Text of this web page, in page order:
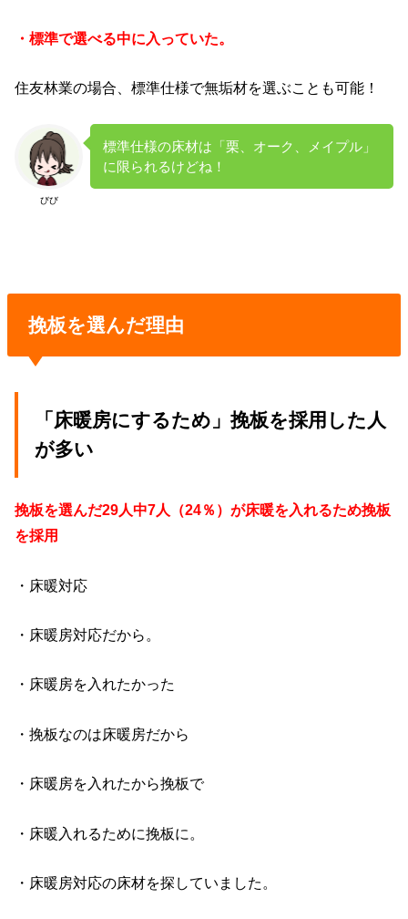
・標準で選べる中に入っていた。
住友林業の場合、標準仕様で無垢材を選ぶことも可能！
びび
標準仕様の床材は「栗、オーク、メイプル」
に限られるけどね！
挽板を選んだ理由
「床暖房にするため」挽板を採用した人
が多い
挽板を選んだ29人中7人（24％）が床暖を入れるため挽板
を採用
・床暖対応
・床暖房対応だから。
・床暖房を入れたかった
・挽板なのは床暖房だから
・床暖房を入れたから挽板で
・床暖入れるために挽板に。
・床暖房対応の床材を探していました。